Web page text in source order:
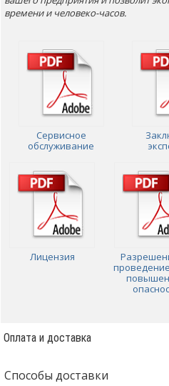
времени и человеко-часов.
Сервисное
обслуживание
Лицензия
Оплата и доставка
Способы доставки